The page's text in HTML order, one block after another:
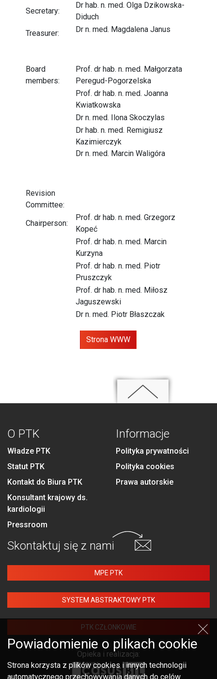
Secretary:
Dr hab. n. med. Olga Dzikowska-
Diduch
Treasurer:
Dr n. med. Magdalena Janus
Board
members:
Prof. dr hab. n. med. Małgorzata
Peregud-Pogorzelska
Prof. dr hab. n. med. Joanna
Kwiatkowska
Dr n. med. Ilona Skoczylas
Dr hab. n. med. Remigiusz
Kazimierczyk
Dr n. med. Marcin Waligóra
Revision
Committee:
Chairperson:
Prof. dr hab. n. med. Grzegorz
Kopeć
Prof. dr hab. n. med. Marcin
Kurzyna
Prof. dr hab. n. med. Piotr
Pruszczyk
Prof. dr hab. n. med. Miłosz
Jaguszewski
Dr n. med. Piotr Błaszczak
Strona WWW
O PTK
Władze PTK
Statut PTK
Kontakt do Biura PTK
Konsultant krajowy ds.
kardiologii
Pressroom
Informacje
Polityka prywatności
Polityka cookies
Prawa autorskie
Skontaktuj się z nami
MPE PTK
SYSTEM ABSTRAKTOWY PTK
PTK CZŁONKOWIE
Opieka i realizacja:
Powiadomienie o plikach cookie
Strona korzysta z plików cookies i innych technologii
automatycznego przechowywania danych do celów